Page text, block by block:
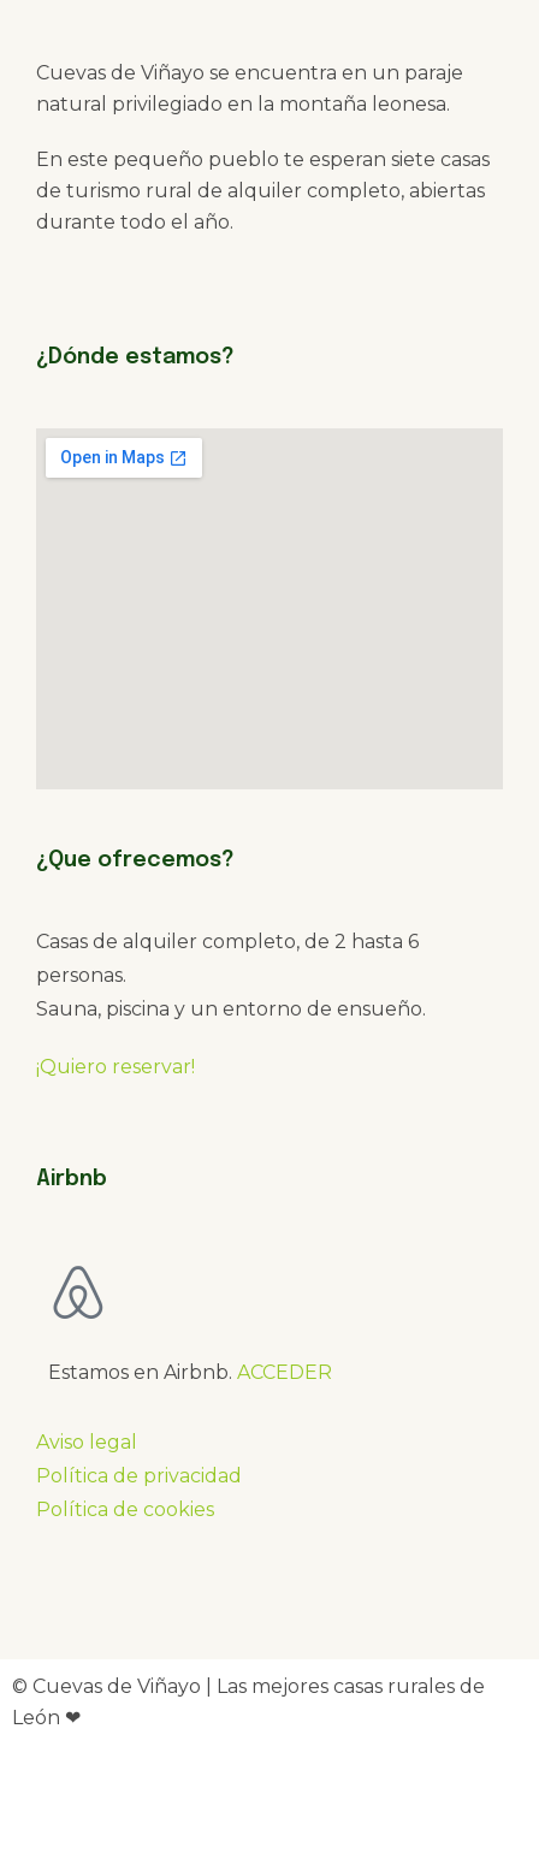
Cuevas de Viñayo se encuentra en un paraje
natural privilegiado en la montaña leonesa.
En este pequeño pueblo te esperan siete casas
de turismo rural de alquiler completo, abiertas
durante todo el año.
¿Dónde estamos?
¿Que ofrecemos?
Casas de alquiler completo, de 2 hasta 6
personas.
Sauna, piscina y un entorno de ensueño.
¡Quiero reservar!
Airbnb
Estamos en Airbnb. ACCEDER
Aviso legal
Política de privacidad
Política de cookies
© Cuevas de Viñayo | Las mejores casas rurales de
León ❤